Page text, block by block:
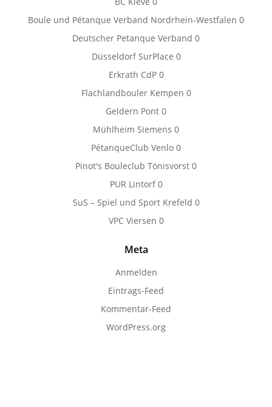
Boule und Pétanque Verband Nordrhein-Westfalen 0
Deutscher Petanque Verband 0
Düsseldorf SurPlace 0
Erkrath CdP0
Flachlandbouler Kempen 0
Geldern Pont 0
Mühlheim Siemens 0
PétanqueClub Venlo 0
Pinot's Bouleclub Tönisvorst 0
PUR Lintorf0
SuS – Spiel und Sport Krefeld 0
VPC Viersen 0
Meta
Anmelden
Eintrags-Feed
Kommentar-Feed
WordPress.org